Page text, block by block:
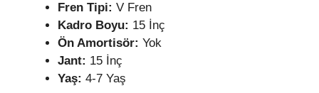
Fren Tipi: V Fren
Kadro Boyu: 15 İnç
Ön Amortisör: Yok
Jant: 15 İnç
Yaş: 4-7 Yaş